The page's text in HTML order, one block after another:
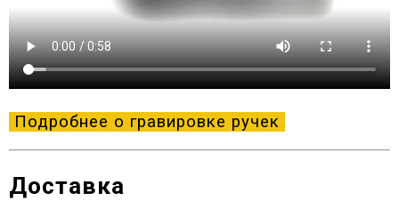
Подробнее о гравировке ручек
Доставка